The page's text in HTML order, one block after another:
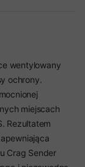
wentylowany
ochrony.
miejscach
Rezultatem
Crag Sender